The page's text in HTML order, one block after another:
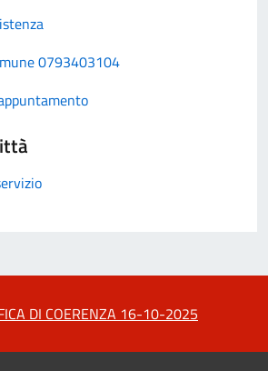
0793403104
DI COERENZA 16-10-2025